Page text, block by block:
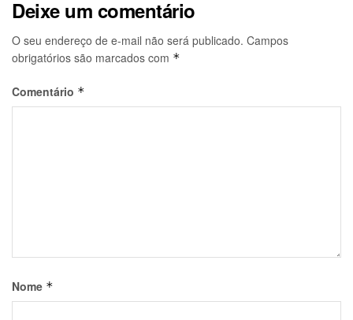
Deixe um comentário
O seu endereço de e-mail não será publicado. Campos
obrigatórios são marcados com *
Comentário *
Nome *